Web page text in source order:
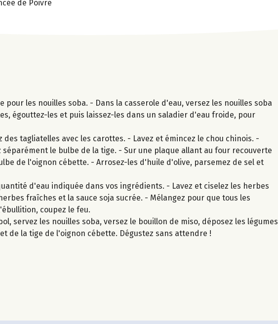
de Poivre
pour les nouilles soba. - Dans la casserole d'eau, versez les nouilles soba
égouttez-les et puis laissez-les dans un saladier d'eau froide, pour
des tagliatelles avec les carottes. - Lavez et émincez le chou chinois. -
le bulbe de la tige. - Sur une plaque allant au four recouverte
de l'oignon cébette. - Arrosez-les d'huile d'olive, parsemez de sel et
d'eau indiquée dans vos ingrédients. - Lavez et ciselez les herbes
fraîches et la sauce soja sucrée. - Mélangez pour que tous les
coupez le feu.
servez les nouilles soba, versez le bouillon de miso, déposez les légumes
de la tige de l'oignon cébette. Dégustez sans attendre !